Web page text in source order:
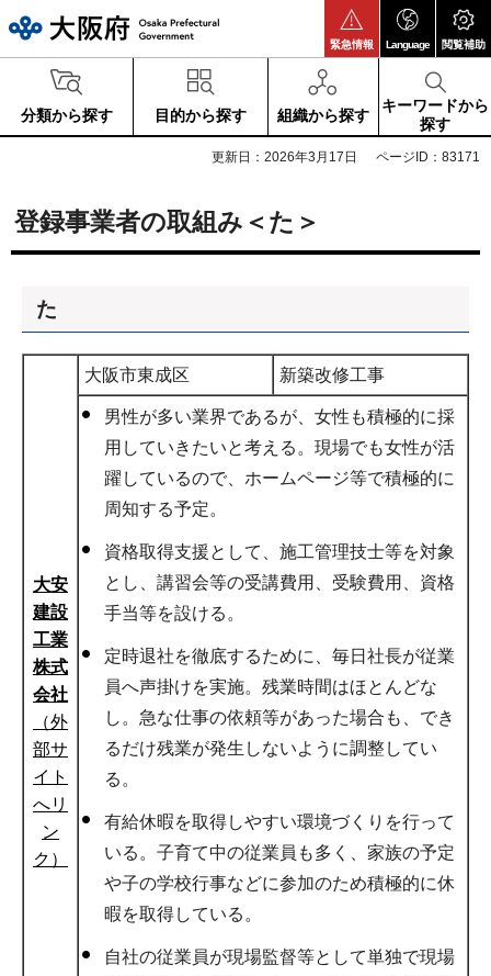
緊急情報 Language 閲覧補助
分類から探す 目的から探す 組織から探す
キーワードから
探す
更新日：2026年3月17日 ページID：83171
登録事業者の取組み＜た＞
た
大安
建設
工業
株式
会社
（外
部サ
イト
へリ
ン
ク）
大阪市東成区 新築改修工事
男性が多い業界であるが、女性も積極的に採
用していきたいと考える。現場でも女性が活
躍しているので、ホームページ等で積極的に
周知する予定。
資格取得支援として、施工管理技士等を対象
とし、講習会等の受講費用、受験費用、資格
手当等を設ける。
定時退社を徹底するために、毎日社長が従業
員へ声掛けを実施。残業時間はほとんどな
し。急な仕事の依頼等があった場合も、でき
るだけ残業が発生しないように調整してい
る。
有給休暇を取得しやすい環境づくりを行って
いる。子育て中の従業員も多く、家族の予定
や子の学校行事などに参加のため積極的に休
暇を取得している。
自社の従業員が現場監督等として単独で現場